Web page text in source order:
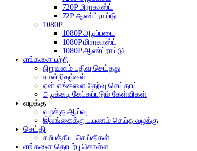
720P மிராகாஸ்ட்
72P ஆண்ட்ராய்டு
1080P
1080P அடிப்படை
1080P மிராகாஸ்ட்
1080P ஆண்ட்ராய்டு
எங்களை பற்றி
நிறுவனம் பதிவு செய்தது
சான்றிதழ்கள்
ஏன் எங்களை தேர்வு செய்தாய்
அடிக்கடி கேட்கப்படும் கேள்விகள்
வழக்கு
வழக்கு ஆய்வு
இலங்கைக்கு பயணம் செய்த வழக்கு
செய்தி
சமீபத்திய செய்திகள்
எங்களை தொடர்பு கொள்ள